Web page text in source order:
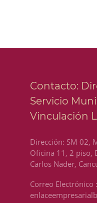
Contacto:
Servicio
Vinculación
Dirección: SM 02,
Oficina 11, 2 piso,
Carlos Nader,
Correo Electrónico :